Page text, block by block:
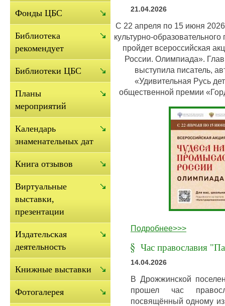
21.04.2026
С 22 апреля по 15 июня
культурно-
пройдет всероссийская
России. Олимпиада».
выступила писатель,
«Удивительная Русь
общественной премии
Подробнее>>>
Час православия
14.04.2026
В Дрожжинской
прошел час
посвящённый одному
Фонды ЦБС
Библиотека
рекомендует
Библиотеки ЦБС
Планы
мероприятий
Календарь
знаменательных дат
Книга отзывов
Виртуальные
выставки,
презентации
Издательская
деятельность
Книжные выставки
Фотогалерея